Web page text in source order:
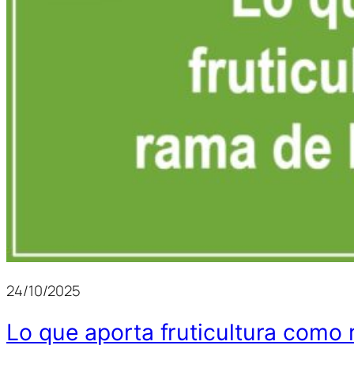
24/10/2025
Lo que aporta fruticultura como